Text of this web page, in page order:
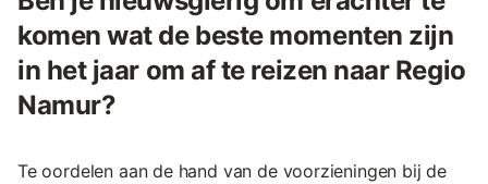
komen wat de beste momenten zijn
in het jaar om af te reizen naar Regio
Namur?
Te oordelen aan de hand van de voorzieningen bij de